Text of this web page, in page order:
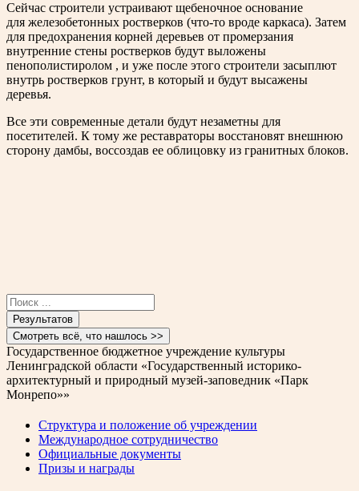
Сейчас строители устраивают щебеночное основание
для железобетонных ростверков (что-то вроде каркаса). Затем
для предохранения корней деревьев от промерзания
внутренние стены ростверков будут выложены
пенополистиролом , и уже после этого строители засыплют
внутрь ростверков грунт, в который и будут высажены
деревья.
Все эти современные детали будут незаметны для
посетителей. К тому же реставраторы восстановят внешнюю
сторону дамбы, воссоздав ее облицовку из гранитных блоков.
Search
...Результатов
Смотреть всё, что нашлось >>
Государственное бюджетное учреждение культуры
Ленинградской области «Государственный историко-
архитектурный и природный музей-заповедник «Парк
Монрепо»»
Структура и положение об учреждении
Международное сотрудничество
Официальные документы
Призы и награды